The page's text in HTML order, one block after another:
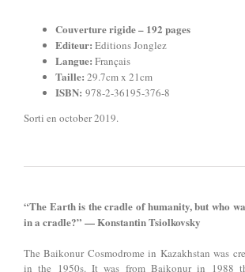
Couverture rigide – 192 pages
Editeur: Editions Jonglez
Langue: Français
Taille: 29.7cm x 21cm
ISBN: 978-2-36195-376-8
Sorti en october 2019.
“The Earth is the cradle of humanity, but who
in a cradle?” — Konstantin Tsiolkovsky
The Baikonur Cosmodrome in Kazakhstan was
in the 1950s. It was from Baikonur in 1988